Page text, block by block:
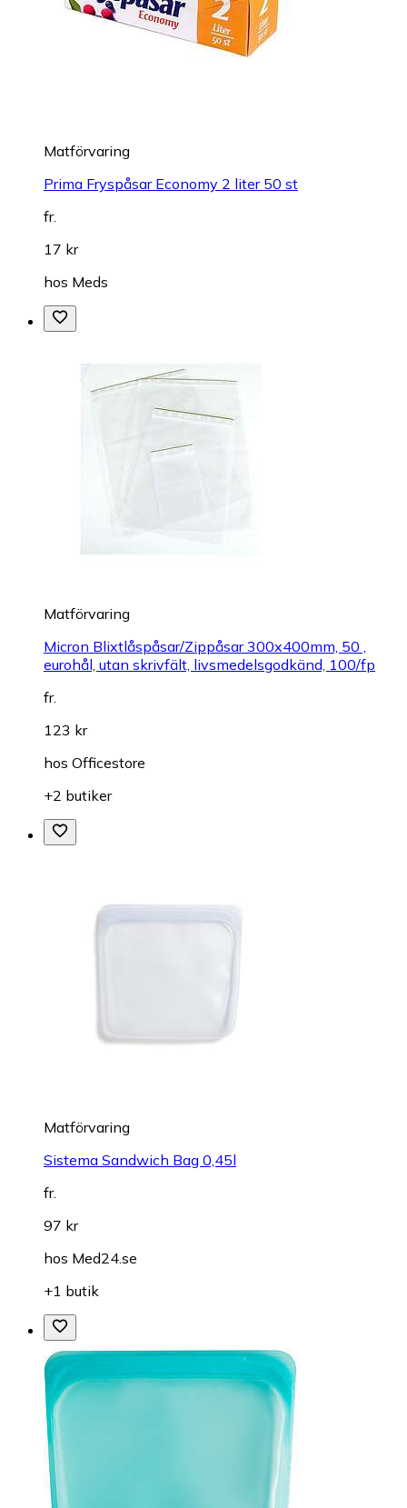
Matförvaring
Prima Fryspåsar Economy 2 liter 50 st
fr.
17 kr
hos Meds
Matförvaring
Micron Blixtlåspåsar/Zippåsar 300x400mm, 50 ,
eurohål, utan skrivfält, livsmedelsgodkänd, 100/fp
fr.
123 kr
hos Officestore
+2 butiker
Matförvaring
Sistema Sandwich Bag 0,45l
fr.
97 kr
hos Med24.se
+1 butik